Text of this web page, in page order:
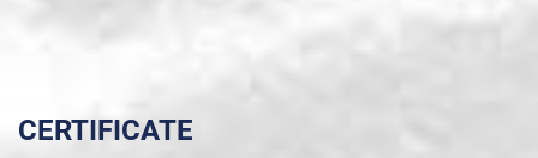
CERTIFICATE